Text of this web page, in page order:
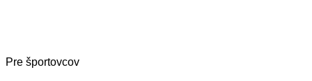
Pre športovcov